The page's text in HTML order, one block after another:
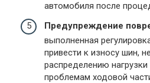
автомобиля после
Предупреждение
выполненная
привести к износу шин,
распределению
проблемам ходовой